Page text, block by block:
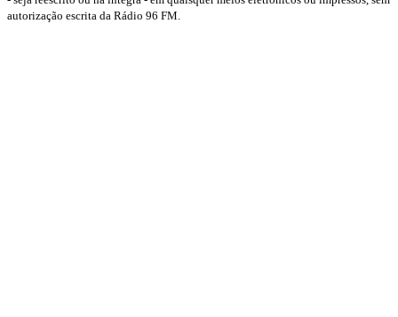
autorização escrita da Rádio 96 FM.